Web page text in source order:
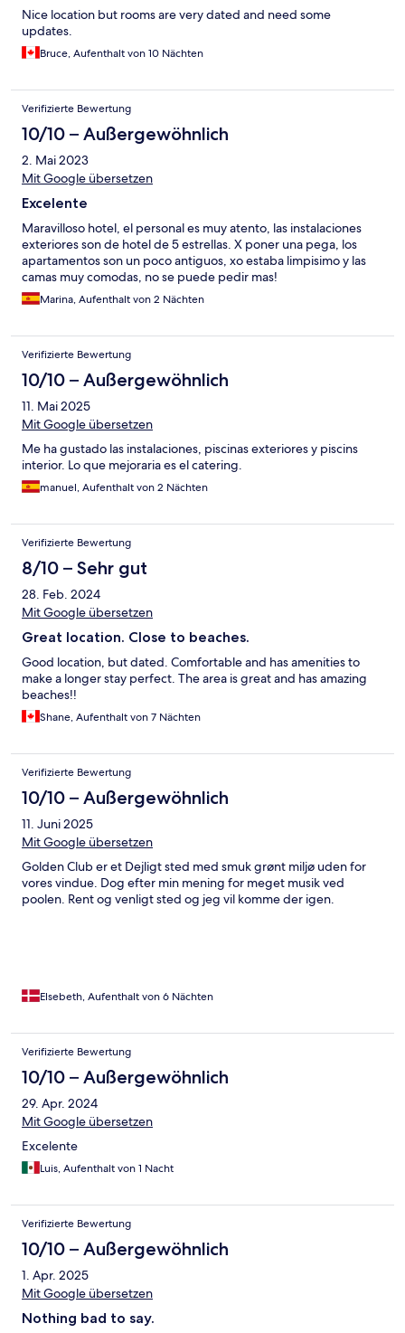
Nice location but rooms are very dated and need some
updates.
Bruce, Aufenthalt von 10 Nächten
Verifizierte Bewertung
10/10 – Außergewöhnlich
2. Mai 2023
Mit Google übersetzen
Excelente
Maravilloso hotel, el personal es muy atento, las instalaciones
exteriores son de hotel de 5 estrellas. X poner una pega, los
apartamentos son un poco antiguos, xo estaba limpisimo y las
camas muy comodas, no se puede pedir mas!
Marina, Aufenthalt von 2 Nächten
Verifizierte Bewertung
10/10 – Außergewöhnlich
11. Mai 2025
Mit Google übersetzen
Me ha gustado las instalaciones, piscinas exteriores y piscins
interior. Lo que mejoraria es el catering.
manuel, Aufenthalt von 2 Nächten
Verifizierte Bewertung
8/10 – Sehr gut
28. Feb. 2024
Mit Google übersetzen
Great location. Close to beaches.
Good location, but dated. Comfortable and has amenities to
make a longer stay perfect. The area is great and has amazing
beaches!!
Shane, Aufenthalt von 7 Nächten
Verifizierte Bewertung
10/10 – Außergewöhnlich
11. Juni 2025
Mit Google übersetzen
Golden Club er et Dejligt sted med smuk grønt miljø uden for
vores vindue. Dog efter min mening for meget musik ved
poolen. Rent og venligt sted og jeg vil komme der igen.
Elsebeth, Aufenthalt von 6 Nächten
Verifizierte Bewertung
10/10 – Außergewöhnlich
29. Apr. 2024
Mit Google übersetzen
Excelente
Luis, Aufenthalt von 1 Nacht
Verifizierte Bewertung
10/10 – Außergewöhnlich
1. Apr. 2025
Mit Google übersetzen
Nothing bad to say.